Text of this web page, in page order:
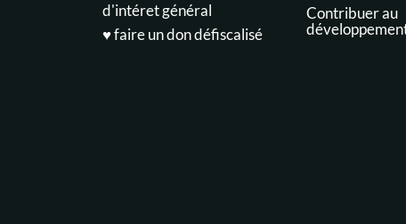
d'intéret général
♥️ faire un don défiscalisé
Contribuer au